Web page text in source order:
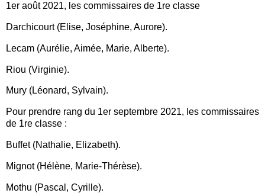
1er août 2021, les commissaires de 1re classe
Darchicourt (Elise, Joséphine, Aurore).
Lecam (Aurélie, Aimée, Marie, Alberte).
Riou (Virginie).
Mury (Léonard, Sylvain).
Pour prendre rang du 1er septembre 2021, les commissaires
de 1re classe :
Buffet (Nathalie, Elizabeth).
Mignot (Hélène, Marie-Thérèse).
Mothu (Pascal, Cyrille).